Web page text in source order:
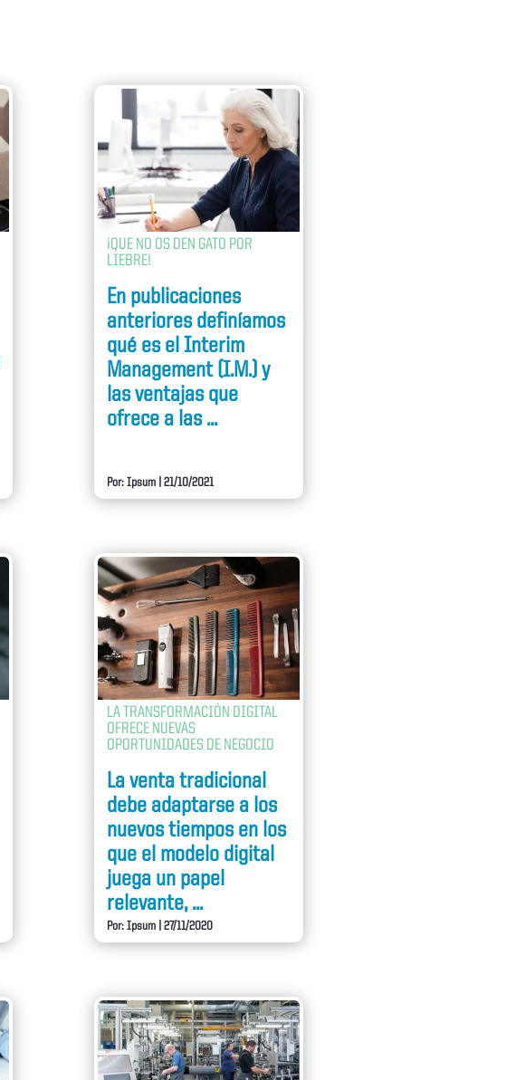
¡QUE NO OS DEN GATO POR
LIEBRE!
Por: Ipsum| 21/10/2021
En publicaciones
anteriores definíamos
qué es el Interim
Management (I.M.) y
las ventajas que
ofrece a las ...
LA TRANSFORMACIÓN DIGITAL
OFRECE NUEVAS
OPORTUNIDADES DE NEGOCIO
Por: Ipsum| 27/11/2020
La venta tradicional
debe adaptarse a los
nuevos tiempos en los
que el modelo digital
juega un papel
relevante, ...